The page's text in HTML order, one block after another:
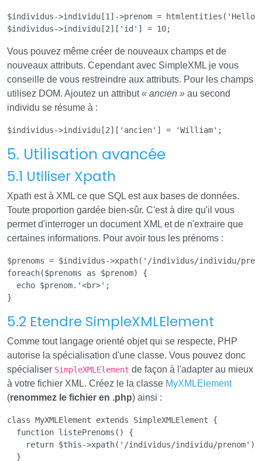
$individus->individu[1]->prenom =
Vous pouvez même créer de nouveaux champs et de
nouveaux attributs. Cependant avec SimpleXML je vous
conseille de vous restreindre aux attributs. Pour les champs
utilisez DOM. Ajoutez un attribut« ancien » au second
individu se résume à :
5. Utilisation avancée
5.1 Utiliser Xpath
Xpath est à XML ce que SQL est aux bases de données.
Toute proportion gardée bien-sûr. C'est à dire qu'il vous
permet d'interroger un document XML et de n'extraire que
certaines informations. Pour avoir tous les prénoms :
$prenoms = $individus->xpath('/individus/individu/
foreach($prenoms as $prenom) {
  echo $prenom.'<br>';
5.2 Etendre SimpleXMLElement
Comme tout langage orienté objet qui se respecte, PHP
autorise la spécialisation d'une classe. Vous pouvez donc
spécialiser SimpleXMLElement de façon à l'adapter au mieux
à votre fichier XML. Créez le la classe MyXMLElement
(renommez le fichier en .php) ainsi :
class MyXMLElement extends SimpleXMLElement {
  function listePrenoms() {
    return $this->xpath('/individus/individu/prenom');
  }